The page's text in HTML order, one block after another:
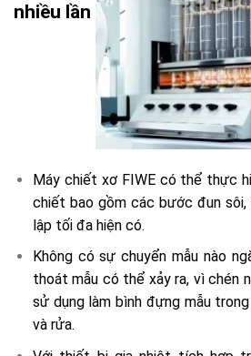
nhiều lần
Máy chiết xơ FIWE có thể thực
chiết bao gồm các bước đun
lập tối đa hiện có.
Không có sự chuyển mẫu nào
thoát mẫu có thể xảy ra, vì chén
sử dụng làm bình đựng mẫu
và rửa.